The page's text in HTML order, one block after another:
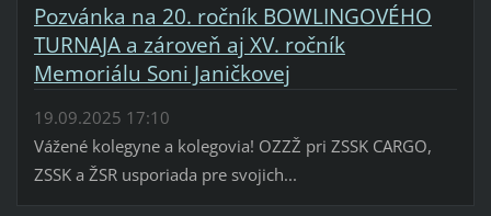
Pozvánka na 20. ročník BOWLINGOVÉHO
TURNAJA a zároveň aj XV. ročník
Memoriálu Soni Janičkovej
19.09.2025 17:10
Vážené kolegyne a kolegovia! OZZŽ pri ZSSK CARGO,
ZSSK a ŽSR usporiada pre svojich...